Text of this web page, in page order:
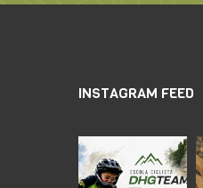
INSTAGRAM FEED